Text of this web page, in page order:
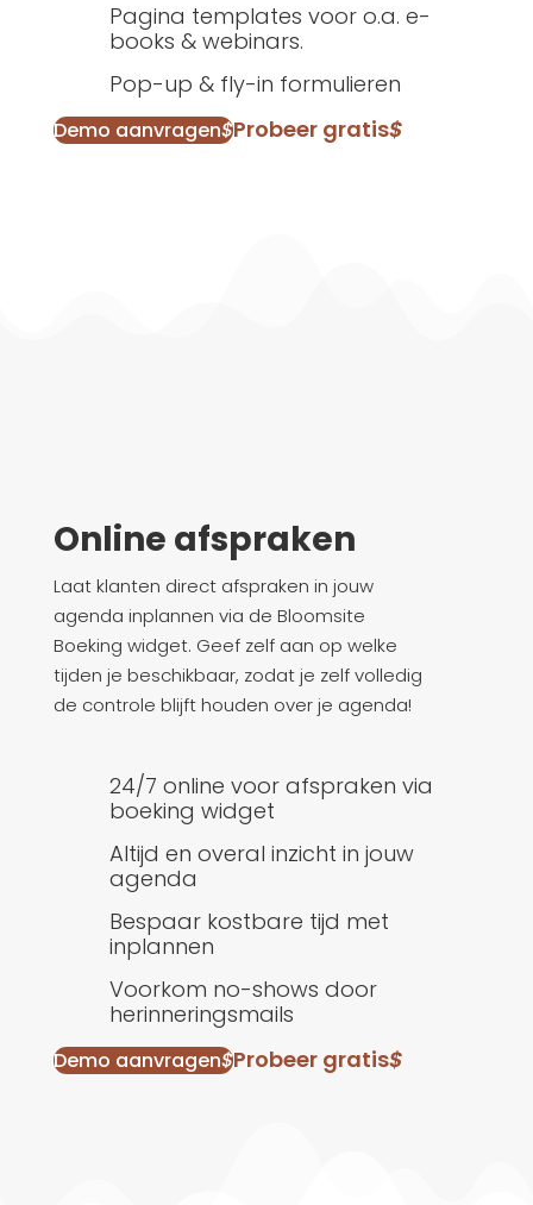
Pagina templates voor o.a. e-
books & webinars.
Pop-up & fly-in formulieren
Demo aanvragen$Probeer gratis$
Online afspraken
Laat klanten direct afspraken in jouw
agenda inplannen via de Bloomsite
Boeking widget. Geef zelf aan op welke
tijden je beschikbaar, zodat je zelf volledig
de controle blijft houden over je agenda!
24/7 online voor afspraken via
boeking widget
Altijd en overal inzicht in jouw
agenda
Bespaar kostbare tijd met
inplannen
Voorkom no-shows door
herinneringsmails
Demo aanvragen$Probeer gratis$